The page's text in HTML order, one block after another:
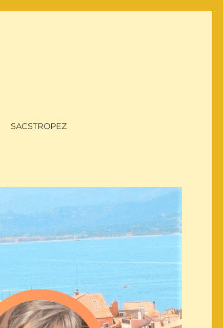
SACSTROPEZ